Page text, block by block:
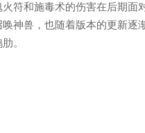
符和施毒术的伤害在后期面
神兽，也随着版本的更新逐
。